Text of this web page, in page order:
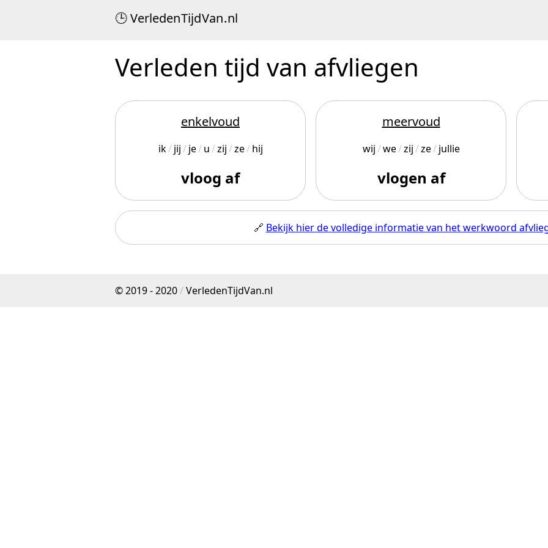
VerledenTijdVan.nl
Verleden tijd van afvliegen
enkelvoud
ik jij je u zij ze hij
vloog af
meervoud
wij we zij ze jullie
vlogen af
🔗 Bekijk hier de volledige informatie van het werkwoord
© 2019 - 2020/VerledenTijdVan.nl